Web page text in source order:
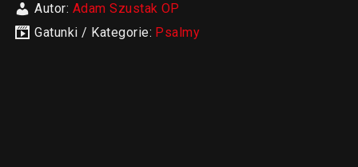
Autor: Adam Szustak OP
Gatunki / Kategorie: Psalmy